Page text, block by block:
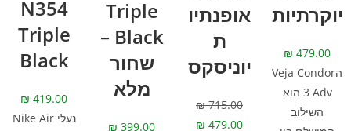
יוקרתיות
₪ 479.00
הVeja Condor
3 Adv הוא
השילוב
אופנתיו
ת
יוניסקס
₪715.00
₪ 479.00
Triple
Black –
שחור
מלא
₪ 399.00
N354
Triple
Black
₪ 419.00
נעלי Nike Air